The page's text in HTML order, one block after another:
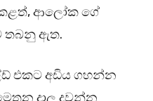
කළත්, ආලෝක ගේ
තබනු ඇත.
එකට අඩිය ගහන්න
දාල දුවන්න